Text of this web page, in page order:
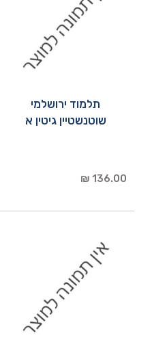
תלמוד ירושלמי
שוטנשטיין גיטין א
136.00 ₪